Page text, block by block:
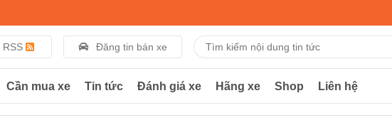
RSS Đăng tin bán xe
Cần mua xe Tin tức Đánh giá xe Hãng xe Shop Liên hệ